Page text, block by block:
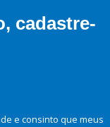
cadastre-
e consinto que meus